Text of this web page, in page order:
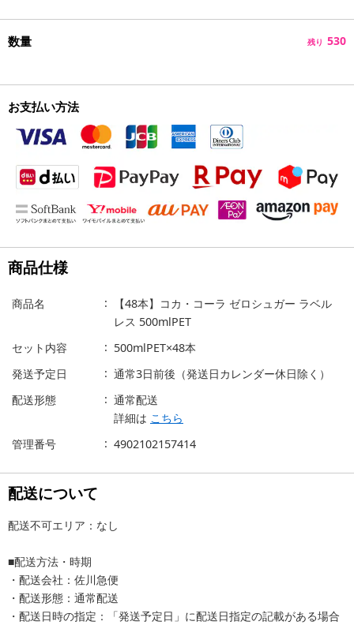
数量 残り 530
お支払い方法
商品仕様
商品名
【48本】コカ・コーラ ゼロシュガー ラベル
レス 500mlPET
セット内容
500mlPET×48本
発送予定日
通常3日前後（発送日カレンダー休日除く）
配送形態
通常配送
詳細は こちら
管理番号
4902102157414
配送について
配送不可エリア：なし
■配送方法・時期
・配送会社：佐川急便
・配送形態：通常配送
・配送日時の指定：「発送予定日」に配送日指定の記載がある場合